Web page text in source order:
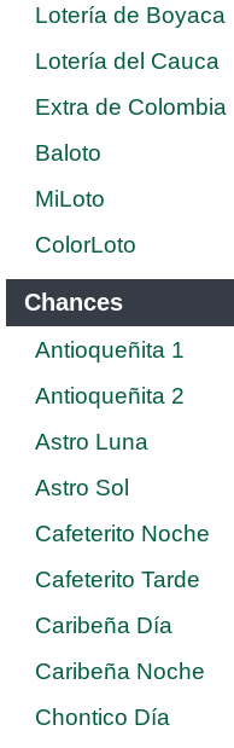
Lotería de Boyaca
Lotería del Cauca
Extra de Colombia
Baloto
MiLoto
ColorLoto
Chances
Antioqueñita 1
Antioqueñita 2
Astro Luna
Astro Sol
Cafeterito Noche
Cafeterito Tarde
Caribeña Día
Caribeña Noche
Chontico Día